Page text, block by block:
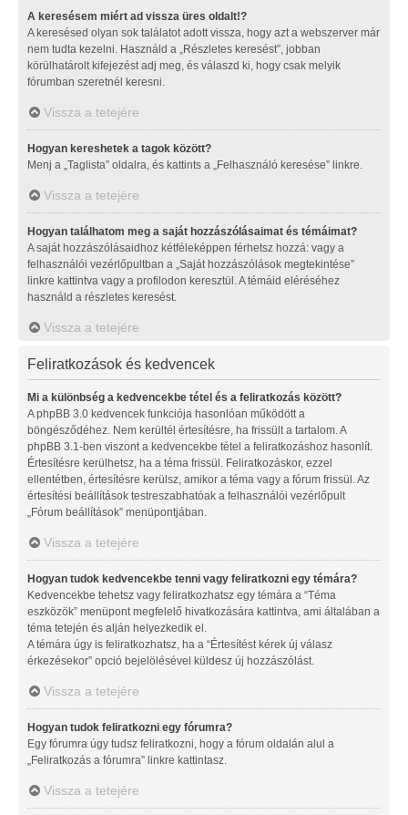
A keresésem miért ad vissza üres oldalt!?
A keresésed olyan sok találatot adott vissza, hogy azt a webszerver már
nem tudta kezelni. Használd a „Részletes keresést”, jobban
körülhatárolt kifejezést adj meg, és válaszd ki, hogy csak melyik
fórumban szeretnél keresni.
Vissza a tetejére
Hogyan kereshetek a tagok között?
Menj a „Taglista” oldalra, és kattints a „Felhasználó keresése” linkre.
Vissza a tetejére
Hogyan találhatom meg a saját hozzászólásaimat és témáimat?
A saját hozzászólásaidhoz kétféleképpen férhetsz hozzá: vagy a
felhasználói vezérlőpultban a „Saját hozzászólások megtekintése”
linkre kattintva vagy a profilodon keresztül. A témáid eléréséhez
használd a részletes keresést.
Vissza a tetejére
Feliratkozások és kedvencek
Mi a különbség a kedvencekbe tétel és a feliratkozás között?
A phpBB 3.0 kedvencek funkciója hasonlóan működött a
böngésződéhez. Nem kerültél értesítésre, ha frissült a tartalom. A
phpBB 3.1-ben viszont a kedvencekbe tétel a feliratkozáshoz hasonlít.
Értesítésre kerülhetsz, ha a téma frissül. Feliratkozáskor, ezzel
ellentétben, értesítésre kerülsz, amikor a téma vagy a fórum frissül. Az
értesítési beállítások testreszabhatóak a felhasználói vezérlőpult
„Fórum beállítások” menüpontjában.
Vissza a tetejére
Hogyan tudok kedvencekbe tenni vagy feliratkozni egy témára?
Kedvencekbe tehetsz vagy feliratkozhatsz egy témára a “Téma
eszközök” menüpont megfelelő hivatkozására kattintva, ami általában a
téma tetején és alján helyezkedik el.
A témára úgy is feliratkozhatsz, ha a “Értesítést kérek új válasz
érkezésekor” opció bejelölésével küldesz új hozzászólást.
Vissza a tetejére
Hogyan tudok feliratkozni egy fórumra?
Egy fórumra úgy tudsz feliratkozni, hogy a fórum oldalán alul a
„Feliratkozás a fórumra” linkre kattintasz.
Vissza a tetejére